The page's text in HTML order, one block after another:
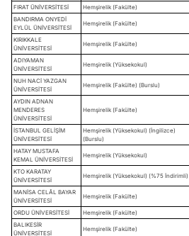
FIRAT ÜNİVERSİTESİ Hemşirelik (Fakülte)
BANDIRMA ONYEDİ
EYLÜL ÜNİVERSİTESİ
Hemşirelik (Fakülte)
KIRIKKALE
ÜNİVERSİTESİ
Hemşirelik (Fakülte)
ADIYAMAN
ÜNİVERSİTESİ
Hemşirelik (Yüksekokul)
NUH NACİ YAZGAN
ÜNİVERSİTESİ
Hemşirelik (Fakülte) (Burslu)
AYDIN ADNAN
MENDERES
ÜNİVERSİTESİ
Hemşirelik (Fakülte)
İSTANBUL GELİŞİM
ÜNİVERSİTESİ
Hemşirelik (Yüksekokul) (İngilizce)
(Burslu)
HATAY MUSTAFA
KEMAL ÜNİVERSİTESİ
Hemşirelik (Yüksekokul)
KTO KARATAY
ÜNİVERSİTESİ
Hemşirelik (Yüksekokul) (%75 İndirimli)
MANİSA CELÂL BAYAR
ÜNİVERSİTESİ
Hemşirelik (Fakülte)
ORDU ÜNİVERSİTESİ Hemşirelik (Fakülte)
BALIKESİR
ÜNİVERSİTESİ
Hemşirelik (Fakülte)